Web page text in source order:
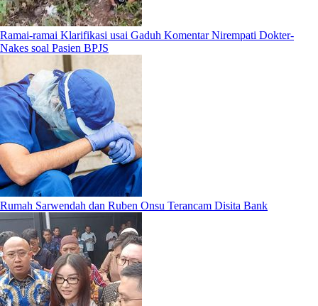
Ramai-ramai Klarifikasi usai Gaduh Komentar Nirempati Dokter-
Nakes soal Pasien BPJS
Rumah Sarwendah dan Ruben Onsu Terancam Disita Bank